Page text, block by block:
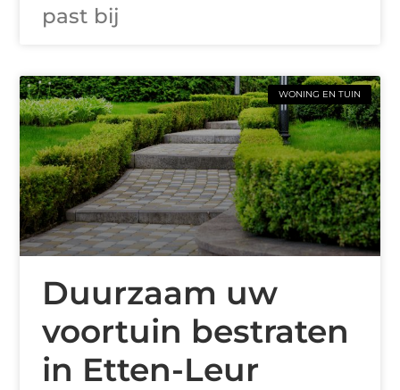
past bij
WONING EN TUIN
Duurzaam uw
voortuin bestraten
in Etten-Leur